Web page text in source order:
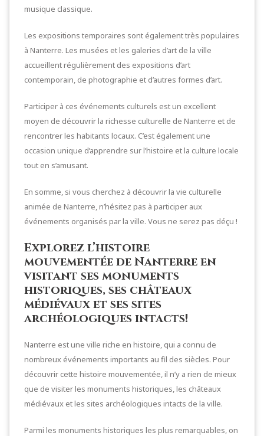
musique classique.
Les expositions temporaires sont également très populaires
à Nanterre. Les musées et les galeries d’art de la ville
accueillent régulièrement des expositions d’art
contemporain, de photographie et d’autres formes d’art.
Participer à ces événements culturels est un excellent
moyen de découvrir la richesse culturelle de Nanterre et de
rencontrer les habitants locaux. C’est également une
occasion unique d’apprendre sur l’histoire et la culture locale
tout en s’amusant.
En somme, si vous cherchez à découvrir la vie culturelle
animée de Nanterre, n’hésitez pas à participer aux
événements organisés par la ville. Vous ne serez pas déçu !
Explorez l’histoire
mouvementée de Nanterre en
visitant ses monuments
historiques, ses châteaux
médiévaux et ses sites
archéologiques intacts!
Nanterre est une ville riche en histoire, qui a connu de
nombreux événements importants au fil des siècles. Pour
découvrir cette histoire mouvementée, il n’y a rien de mieux
que de visiter les monuments historiques, les châteaux
médiévaux et les sites archéologiques intacts de la ville.
Parmi les monuments historiques les plus remarquables, on